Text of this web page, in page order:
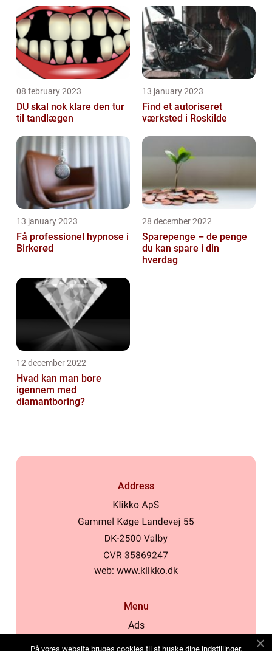
08 february 2023
DU skal nok klare den tur
til tandlægen
13 january 2023
Find et autoriseret
værksted i Roskilde
13 january 2023
Få professionel hypnose i
Birkerød
28 december 2022
Sparepenge – de penge
du kan spare i din
hverdag
12 december 2022
Hvad kan man bore
igennem med
diamantboring?
Address
web: www.klikko.dk
Menu
Ads
På vores website bruges cookies til at huske dine indstillinger,